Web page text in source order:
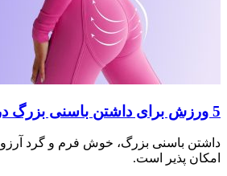
5 ورزش برای داشتن باسنی بزرگ در خانه بدون دستگاه
داشتن باسنی بزرگ، خوش فرم و گرد
امکان پذیر است.